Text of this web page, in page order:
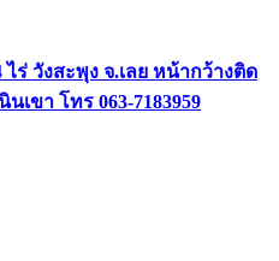
ร่ วังสะพุง จ.เลย หน้ากว้างติด
ขา โทร 063-7183959